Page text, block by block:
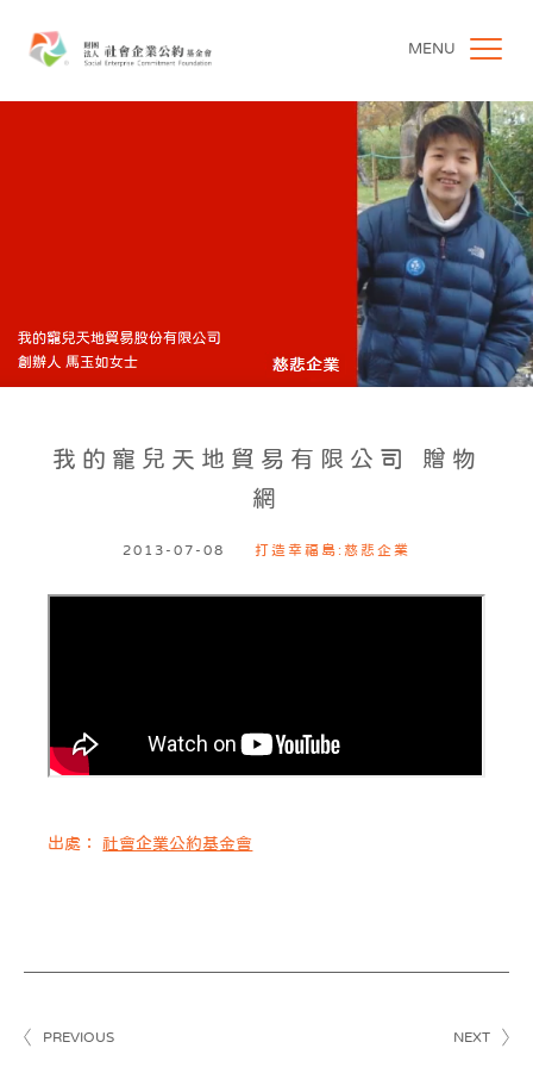
MENU
我的寵兒天地貿易有限公司 贈物
網
2013-07-08 打造幸福島:慈悲企業
出處： 社會企業公約基金會
PREVIOUS NEXT